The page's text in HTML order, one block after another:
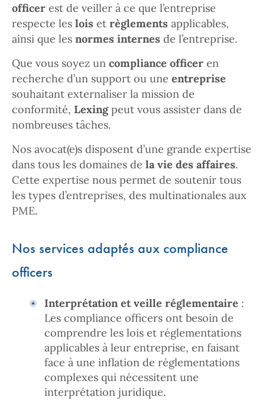
officer est de veiller à ce que l’entreprise
respecte les lois et règlements applicables,
ainsi que les normes internes de l’entreprise.
Que vous soyez un compliance officer en
recherche d’un support ou une entreprise
souhaitant externaliser la mission de
conformité, Lexingpeut vous assister dans de
nombreuses tâches.
Nos avocat(e)s disposent d’une grande expertise
dans tous les domaines de la vie des affaires.
Cette expertise nous permet de soutenir tous
les types d’entreprises, des multinationales aux
PME.
Nos services adaptés aux compliance
officers
Interprétation et veille réglementaire :
Les compliance officers ont besoin de
comprendre les lois et réglementations
applicables à leur entreprise, en faisant
face à une inflation de réglementations
complexes qui nécessitent une
interprétation juridique.